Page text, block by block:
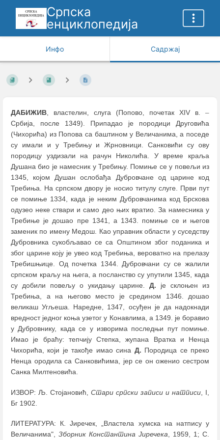
Српска
енциклопедија
Инфо Садржај
ДАБИЖИВ, властелин, слуга (Попово, почетак XIV в. –
Србија, после 1349). Припадао је породици Друговића
(Чихорића) из Попова са баштином у Величанима, а поседе
су имали и у Требињу и Жрновници. Санковићи су ову
породицу уздизали на рачун Николића. У време краља
Душана био је намесник у Требињу. Помиње се у повељи из
1345, којом Душан ослобађа Дубровчане од царине код
Требиња. На српском двору је носио титулу слуге. Први пут
се помиње 1334, када је неким Дубровчанима код Брскова
одузео неке ствари и само део њих вратио. За намесника у
Требиње је дошао пре 1341, а 1343. помиње се и његов
заменик по имену Медош. Као управник области у суседству
Дубровника сукобљавао се са Општином због поданика и
због царине коју је увео код Требиња, вероватно на прелазу
Требишњице. Од почетка 1344. Дубровчани су се жалили
српском краљу на њега, а посланство су упутили 1345, када
су добили повељу о укидању царине. Д. је склоњен из
Требиња, а на његово место је средином 1346. дошао
великаш Угљеша. Наредне, 1347, осуђен је да надокнади
вредност једног коња узетог у Конавлима, а 1349. је боравио
у Дубровнику, када се у изворима последњи пут помиње.
Имао је браћу: тепчију Степка, жупана Вратка и Ненца
Чихорића, који је такође имао сина Д. Породица се преко
Ненца ородила са Санковићима, јер се он оженио сестром
Санка Милтеновића.
ИЗВОР: Љ. Стојановић, Стари српски записи и натписи , I,
Бг 1902.
ЛИТЕРАТУРА: К. Јиречек, „Властела хумска на натпису у
Величанима", Зборник Константина Јиречека , 1959, 1; С.